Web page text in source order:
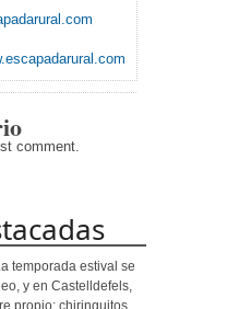
comment.
temporada estival se
y en Castelldefels,
propio: chiringuitos.